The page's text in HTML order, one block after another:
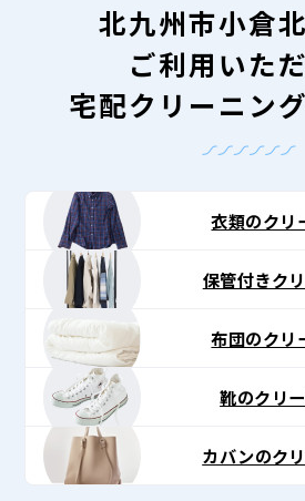
北九州市小倉
ご利用いた
宅配クリーニン
衣類のクリ
保管付きク
布団のクリ
靴のクリ
カバンのク